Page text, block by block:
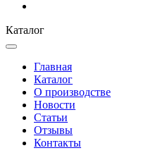
Каталог
Главная
Каталог
О производстве
Новости
Статьи
Отзывы
Контакты